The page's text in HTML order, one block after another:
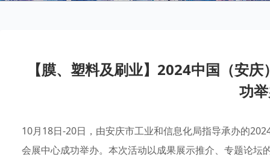
【膜、塑料及刷业】2024中国（安
功
10月18日-20日，由安庆市工业和信息化局指导承办的
会展中心成功举办。本次活动以成果展示推介、专题论